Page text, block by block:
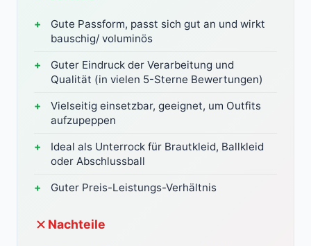
Gute Passform, passt sich gut an und wirkt
bauschig/ voluminös
Guter Eindruck der Verarbeitung und
Qualität (in vielen 5-Sterne Bewertungen)
Vielseitig einsetzbar, geeignet, um Outfits
aufzupeppen
Ideal als Unterrock für Brautkleid, Ballkleid
oder Abschlussball
Guter Preis-Leistungs-Verhältnis
Nachteile